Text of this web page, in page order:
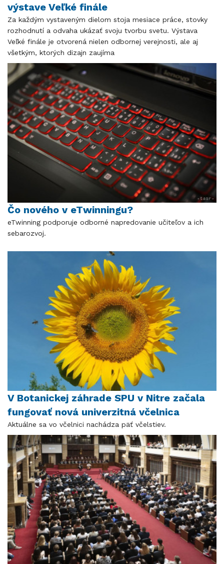
výstave Veľké finále
Za každým vystaveným dielom stoja mesiace práce, stovky
rozhodnutí a odvaha ukázať svoju tvorbu svetu. Výstava
Veľké finále je otvorená nielen odbornej verejnosti, ale aj
všetkým, ktorých dizajn zaujíma
Čo nového v eTwinningu?
eTwinning podporuje odborné napredovanie učiteľov a ich
sebarozvoj.
V Botanickej záhrade SPU v Nitre začala
fungovať nová univerzitná včelnica
Aktuálne sa vo včelnici nachádza päť včelstiev.